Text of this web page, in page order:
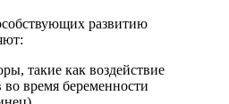
развитию
такие как воздействие
во время беременности